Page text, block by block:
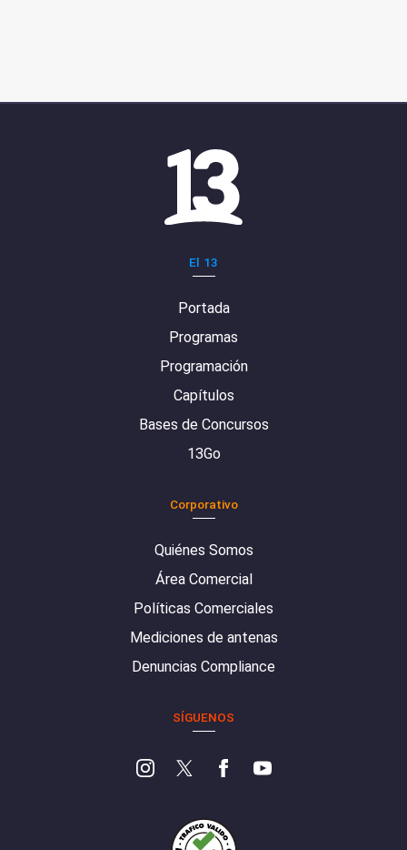
El 13
Portada
Programas
Programación
Capítulos
Bases de Concursos
13Go
Corporativo
Quiénes Somos
Área Comercial
Políticas Comerciales
Mediciones de antenas
Denuncias Compliance
SÍGUENOS